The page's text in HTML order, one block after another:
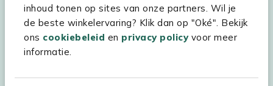
inhoud tonen op sites van onze partners. Wil je
de beste winkelervaring? Klik dan op "Oké". Bekijk
ons cookiebeleid en privacy policyvoor meer
informatie.
Experience Stores XXL